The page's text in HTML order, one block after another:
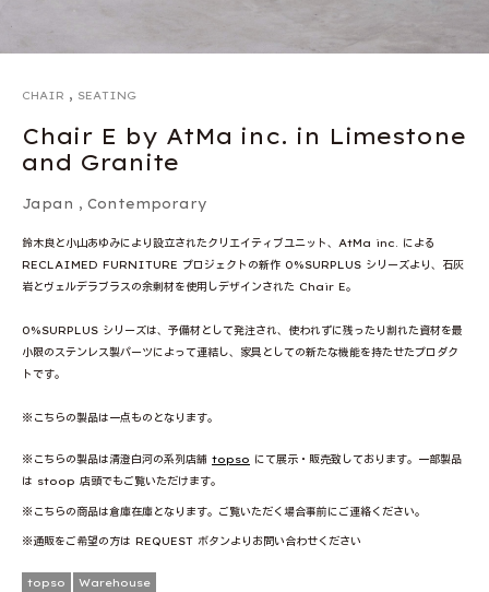
CHAIR , SEATING
Chair E by AtMa inc. in Limestone
and Granite
Japan , Contemporary
鈴木良と小山あゆみにより設立されたクリエイティブユニット、AtMa inc. による
RECLAIMED FURNITURE プロジェクトの新作 0%SURPLUS シリーズより、石灰
岩とヴェルデラブラスの余剰材を使用しデザインされた Chair E。
0%SURPLUS シリーズは、予備材として発注され、使われずに残ったり割れた資材を最
小限のステンレス製パーツによって連結し、家具としての新たな機能を持たせたプロダク
トです。
※こちらの製品は一点ものとなります。
※こちらの製品は清澄白河の系列店舗 topso にて展示・販売致しております。一部製品
は stoop 店頭でもご覧いただけます。
※こちらの商品は倉庫在庫となります。ご覧いただく場合事前にご連絡ください。
※通販をご希望の方は REQUEST ボタンよりお問い合わせください
topso Warehouse